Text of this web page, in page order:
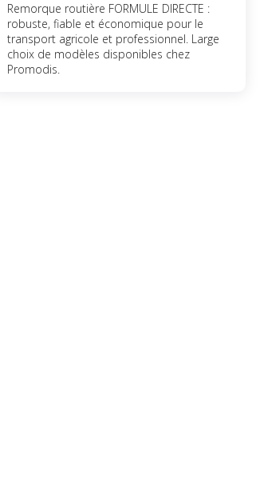
Remorque routière FORMULE DIRECTE :
robuste, fiable et économique pour le
transport agricole et professionnel. Large
choix de modèles disponibles chez
Promodis.